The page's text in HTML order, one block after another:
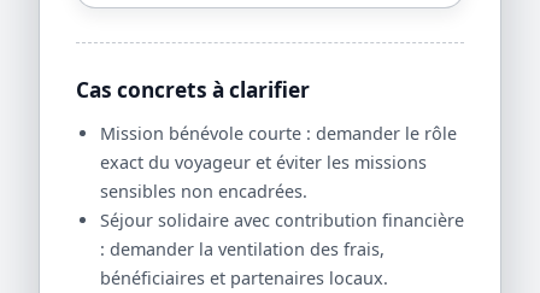
Cas concrets à clarifier
Mission bénévole courte : demander le rôle
exact du voyageur et éviter les missions
sensibles non encadrées.
Séjour solidaire avec contribution financière
: demander la ventilation des frais,
bénéficiaires et partenaires locaux.